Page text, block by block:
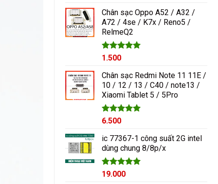
5 sao
Chân sạc Oppo A52 / A32 /
A72 / 4se / K7x / Reno5 /
RelmeQ2
Được xếp
5 sao
1.500
Chân sạc Redmi Note 11 11E /
10 / 12 / 13 / C40 / note13 /
Xiaomi Tablet 5 / 5Pro
Được xếp
5 sao
6.500
ic 77367-1 công suất 2G intel
dùng chung 8/8p/x
Được xếp
19.000